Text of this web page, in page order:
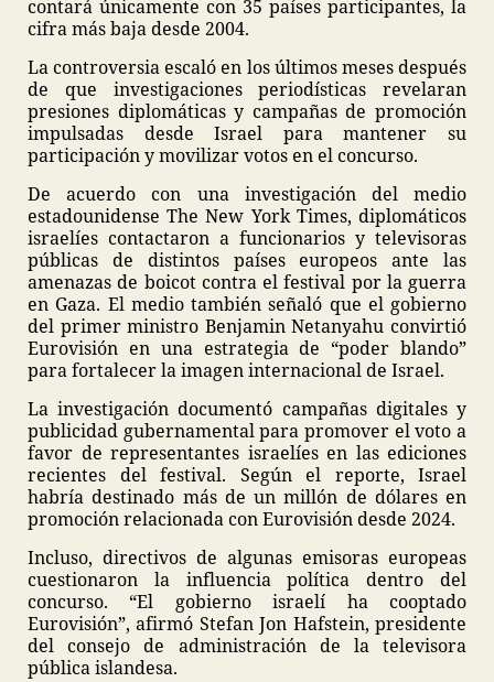
contará únicamente con 35 países participantes, la
cifra más baja desde 2004.
La controversia escaló en los últimos meses después
de que investigaciones periodísticas revelaran
presiones diplomáticas y campañas de promoción
impulsadas desde Israel para mantener su
participación y movilizar votos en el concurso.
De acuerdo con una investigación del medio
estadounidense The New York Times, diplomáticos
israelíes contactaron a funcionarios y televisoras
públicas de distintos países europeos ante las
amenazas de boicot contra el festival por la guerra
en Gaza. El medio también señaló que el gobierno
del primer ministro Benjamin Netanyahu convirtió
Eurovisión en una estrategia de “poder blando”
para fortalecer la imagen internacional de Israel.
La investigación documentó campañas digitales y
publicidad gubernamental para promover el voto a
favor de representantes israelíes en las ediciones
recientes del festival. Según el reporte, Israel
habría destinado más de un millón de dólares en
promoción relacionada con Eurovisión desde 2024.
Incluso, directivos de algunas emisoras europeas
cuestionaron la influencia política dentro del
concurso. “El gobierno israelí ha cooptado
Eurovisión”, afirmó Stefan Jon Hafstein, presidente
del consejo de administración de la televisora
pública islandesa.